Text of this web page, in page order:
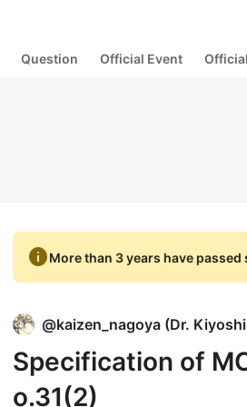
Question Official Event
infoMore than 3 years have passed
@kaizen_nagoya (Dr.
Specification of
o.31(2)